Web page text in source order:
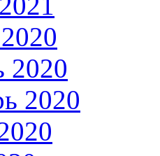
2020
2020